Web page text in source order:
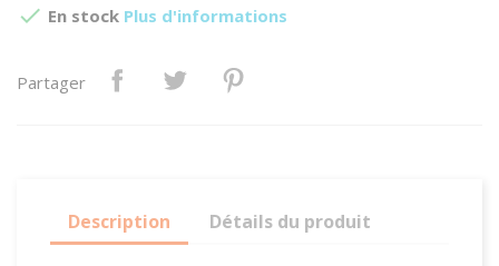
 En stock Plus d'informations
Partager
Description Détails du produit